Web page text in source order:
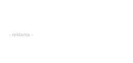
- reklama -